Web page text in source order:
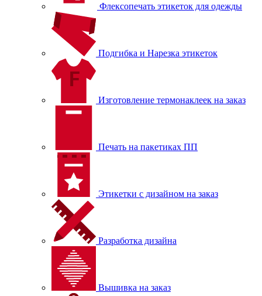
Флексопечать этикеток для одежды
Подгибка и Нарезка этикеток
Изготовление термонаклеек на заказ
Печать на пакетиках ПП
Этикетки с дизайном на заказ
Разработка дизайна
Вышивка на заказ